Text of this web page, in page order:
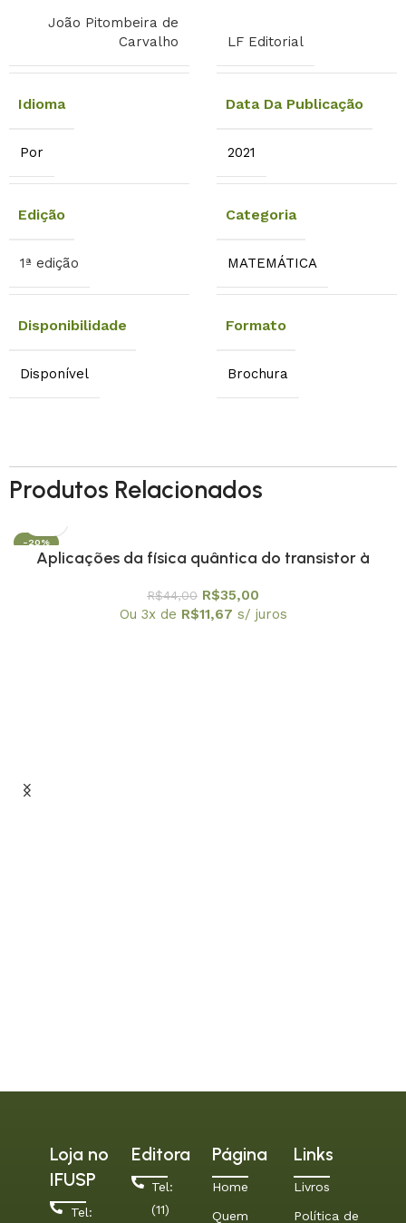
João Pitombeira de
Carvalho
LF Editorial
Idioma
Por
Data Da Publicação
2021
Edição
1ª edição
Categoria
MATEMÁTICA
Disponibilidade
Disponível
Formato
Brochura
Produtos Relacionados
-20%
Aplicações da física quântica do transistor à
/ SBF
R$44,00 R$35,00
Ou 3x de R$11,67 s/ juros
Loja no
IFUSP
Tel:
Editora
Tel:
(11)
Página
Home
Quem
Links
Livros
Política de